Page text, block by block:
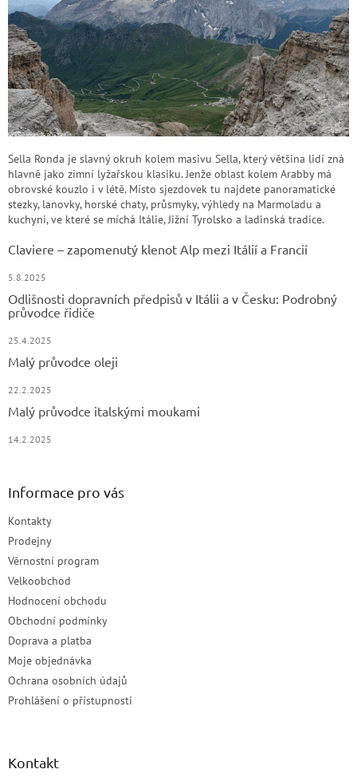
Sella Ronda je slavný okruh kolem masivu Sella, který většina lidí zná
hlavně jako zimní lyžařskou klasiku. Jenže oblast kolem Arabby má
obrovské kouzlo i v létě. Místo sjezdovek tu najdete panoramatické
stezky, lanovky, horské chaty, průsmyky, výhledy na Marmoladu a
kuchyni, ve které se míchá Itálie, Jižní Tyrolsko a ladinská tradice.
Claviere – zapomenutý klenot Alp mezi Itálií a Francií
5.8.2025
Odlišnosti dopravních předpisů v Itálii a v Česku: Podrobný
průvodce řidiče
25.4.2025
Malý průvodce oleji
22.2.2025
Malý průvodce italskými moukami
14.2.2025
Informace pro vás
Kontakty
Prodejny
Věrnostní program
Velkoobchod
Hodnocení obchodu
Obchodní podmínky
Doprava a platba
Moje objednávka
Ochrana osobních údajů
Prohlášení o přístupnosti
Kontakt